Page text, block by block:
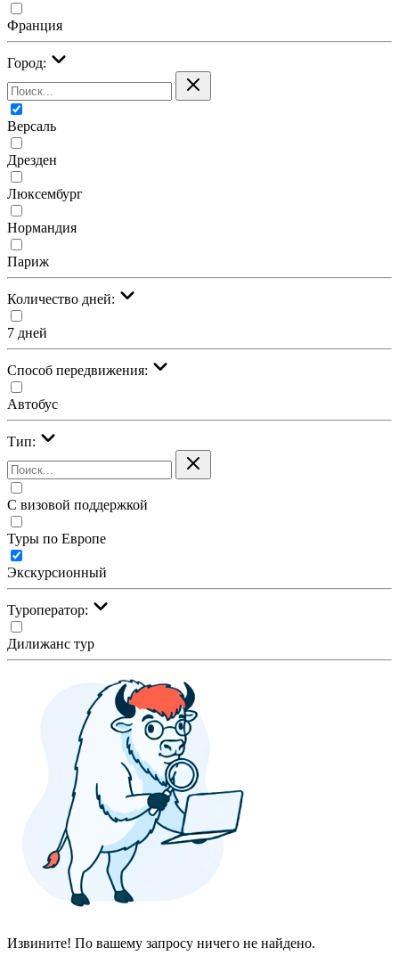
Франция
Город:
Версаль
Дрезден
Люксембург
Нормандия
Париж
Количество дней:
7 дней
Cпособ передвижения:
Автобус
Тип:
С визовой поддержкой
Туры по Европе
Экскурсионный
Туроператор:
Дилижанс тур
Извините! По вашему запросу ничего не найдено.